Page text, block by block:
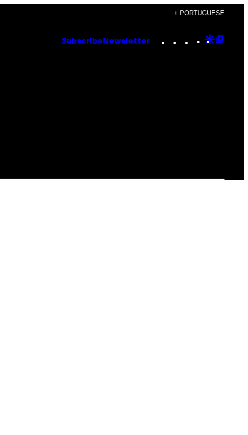
+ PORTUGUESE
Subscribe Newsletter Instagram
TikTok
YouTube
Google